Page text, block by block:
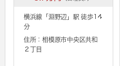
横浜線「 淵野辺 」駅 徒歩14
分
住所：相模原市中央区共和
２丁目